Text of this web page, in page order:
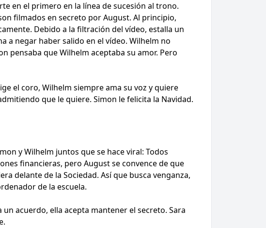
en el primero en la línea de sucesión al trono.
filmados en secreto por August. Al principio,
Debido a la filtración del vídeo, estalla un
a negar haber salido en el vídeo. Wilhelm no
pensaba que Wilhelm aceptaba su amor. Pero
el coro, Wilhelm siempre ama su voz y quiere
que le quiere. Simon le felicita la Navidad.
y Wilhelm juntos que se hace viral: Todos
financieras, pero August se convence de que
delante de la Sociedad. Así que busca venganza,
de la escuela.
acuerdo, ella acepta mantener el secreto. Sara